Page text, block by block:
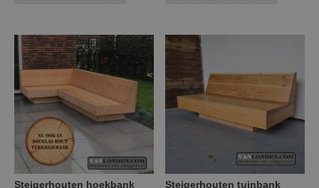
Steigerhouten hoekbank Steigerhouten tuinbank